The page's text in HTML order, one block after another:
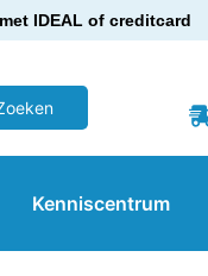
IDEAL of creditcard
Kenniscentrum